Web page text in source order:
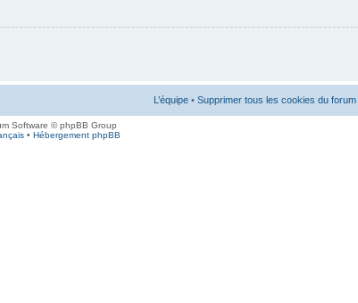
L’équipe • Supprimer tous les cookies du forum
Software © phpBB Group
• Hébergement phpBB